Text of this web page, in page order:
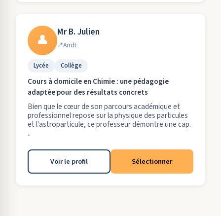
👤 Mr B. Julien
Arrdt
Lycée Collège
Cours à domicile en Chimie : une pédagogie
adaptée pour des résultats concrets
Bien que le cœur de son parcours académique et
professionnel repose sur la physique des particules
et l'astroparticule, ce professeur démontre une cap.
..
Voir le profil Sélectionner